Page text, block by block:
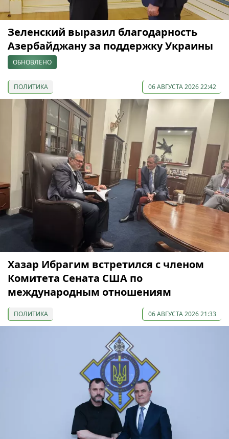
Зеленский выразил благодарность
Азербайджану за поддержку Украины
ОБНОВЛЕНО
ПОЛИТИКА 06 АВГУСТА 2026 22:42
Хазар Ибрагим встретился с членом
Комитета Сената США по
международным отношениям
ПОЛИТИКА 06 АВГУСТА 2026 21:33